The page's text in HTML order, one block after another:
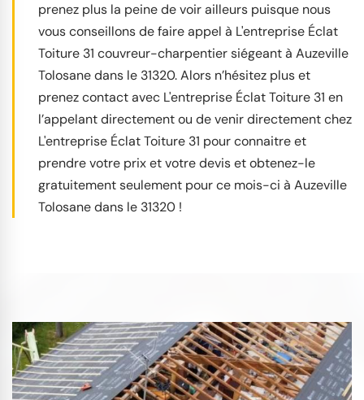
prenez plus la peine de voir ailleurs puisque nous
vous conseillons de faire appel à L'entreprise Éclat
Toiture 31 couvreur-charpentier siégeant à Auzeville
Tolosane dans le 31320. Alors n’hésitez plus et
prenez contact avec L'entreprise Éclat Toiture 31 en
l’appelant directement ou de venir directement chez
L'entreprise Éclat Toiture 31 pour connaitre et
prendre votre prix et votre devis et obtenez-le
gratuitement seulement pour ce mois-ci à Auzeville
Tolosane dans le 31320 !